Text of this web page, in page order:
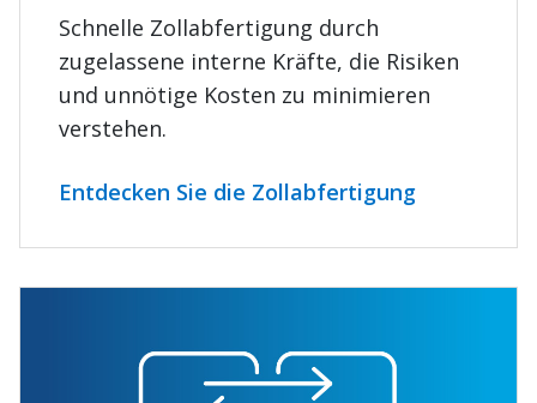
Schnelle Zollabfertigung durch
zugelassene interne Kräfte, die Risiken
und unnötige Kosten zu minimieren
verstehen.
Entdecken Sie die Zollabfertigung